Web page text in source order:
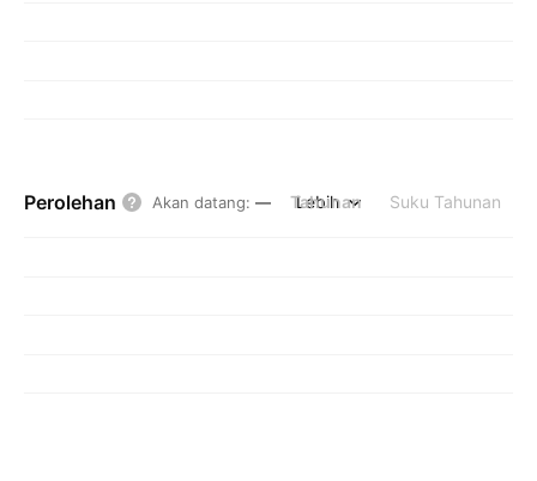
Perolehan Akan datang: — Tahunan Suku Tahunan
Lebih